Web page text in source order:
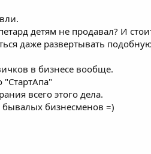
детям не продавал? И
даже развертывать
в бизнесе вообще.
"СтартАпа"
всего этого дела.
бизнесменов =)